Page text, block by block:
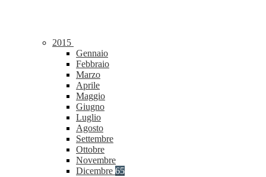
2015
Gennaio
Febbraio
Marzo
Aprile
Maggio
Giugno
Luglio
Agosto
Settembre
Ottobre
Novembre
Dicembre 65